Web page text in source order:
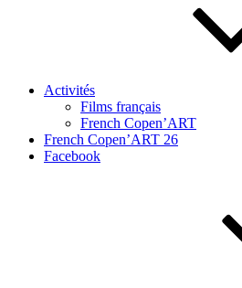
Activités
Films français
French Copen’ART
French Copen’ART 26
Facebook